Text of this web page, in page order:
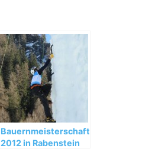
Bauernmeisterschaft
2012 in Rabenstein